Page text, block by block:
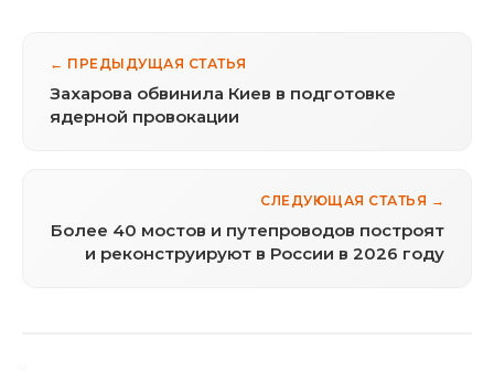
← ПРЕДЫДУЩАЯ СТАТЬЯ
Захарова обвинила Киев в подготовке
ядерной провокации
СЛЕДУЮЩАЯ СТАТЬЯ →
Более 40 мостов и путепроводов построят
и реконструируют в России в 2026 году